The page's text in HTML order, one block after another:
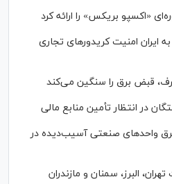
«اکسپو بریکس» را ارائه کرد
ایران امنیت کریدورهای تجاری
قبض برق را سنگین می‌کند
در انتظار تأمین منابع مالی
برق واحدهای صنعتی آسیب‌دیده در
البرز، سمنان و مازندران